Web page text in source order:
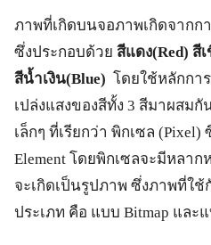
ภาพที่เกิดบนจอภาพเกิดจากก
ซึ่งประกอบด้วย สีแดง(Red) สี
สีน้ำเงิน(Blue) โดยใช้หลักกา
เปล่งแสงของสีทั้ง 3 สีมาผสม
เล็กๆ ที่เรียกว่า พิกเซล
Element โดยพิกเซลจะมีหลา
จะเกิดเป็นรูปภาพ ซึ่งภาพที่ใช้
ประเภท คือ แบบ Bitmap และ